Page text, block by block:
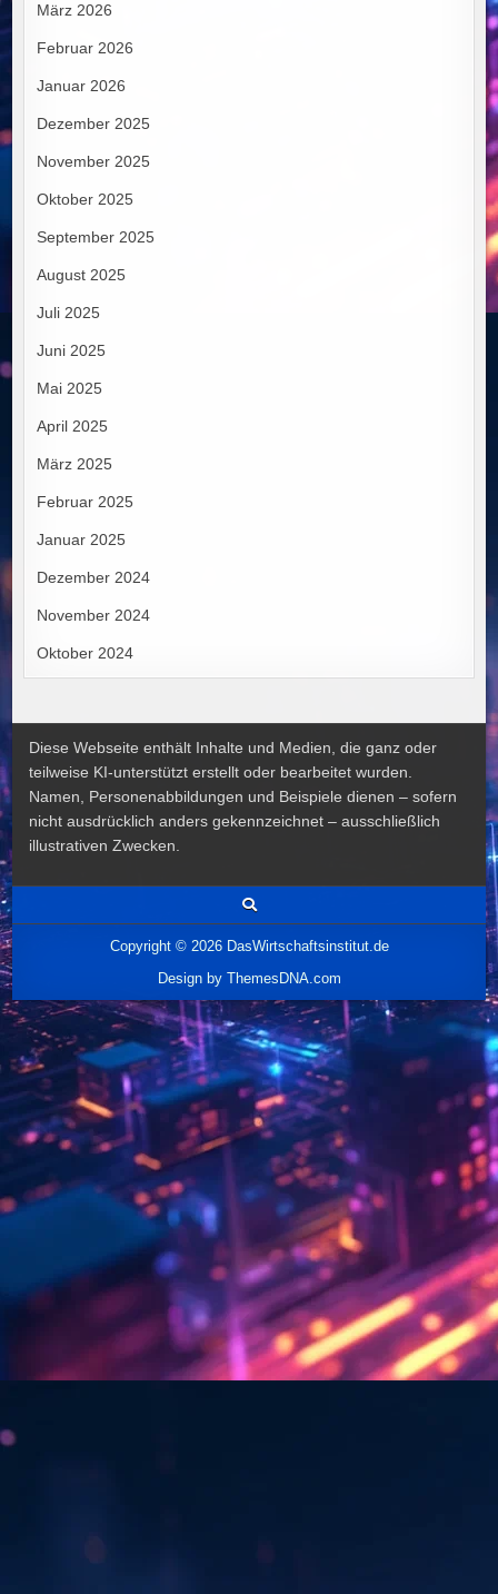
März 2026
Februar 2026
Januar 2026
Dezember 2025
November 2025
Oktober 2025
September 2025
August 2025
Juli 2025
Juni 2025
Mai 2025
April 2025
März 2025
Februar 2025
Januar 2025
Dezember 2024
November 2024
Oktober 2024
Diese Webseite enthält Inhalte und Medien, die ganz oder
teilweise KI-unterstützt erstellt oder bearbeitet wurden.
Namen, Personenabbildungen und Beispiele dienen – sofern
nicht ausdrücklich anders gekennzeichnet – ausschließlich
illustrativen Zwecken.
Copyright © 2026 DasWirtschaftsinstitut.de
Design by ThemesDNA.com